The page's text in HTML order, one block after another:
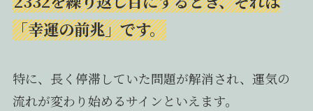
「幸運の前兆」です。
特に、長く停滞していた問題が解消され、運気の
流れが変わり始めるサインといえます。